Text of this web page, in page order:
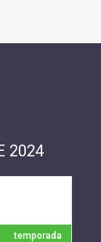
2024
temporada